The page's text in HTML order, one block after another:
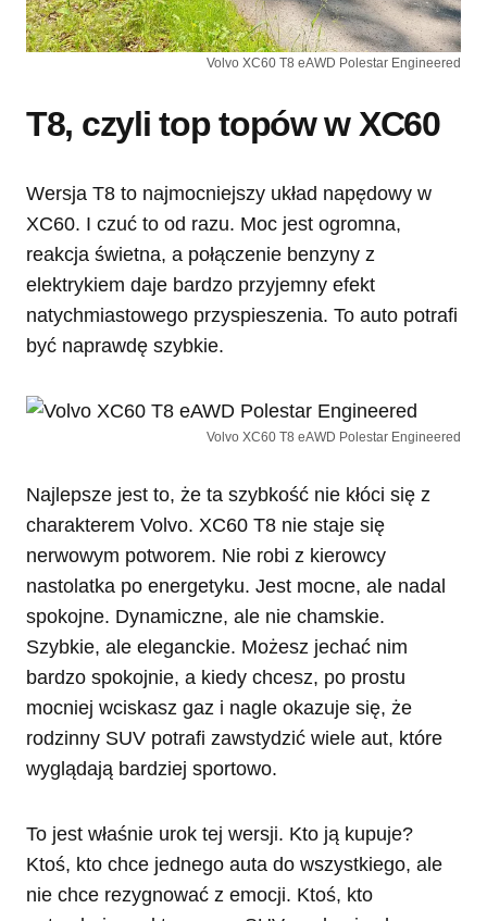
Volvo XC60 T8 eAWD Polestar Engineered
T8, czyli top topów w XC60
Wersja T8 to najmocniejszy układ napędowy w
XC60. I czuć to od razu. Moc jest ogromna,
reakcja świetna, a połączenie benzyny z
elektrykiem daje bardzo przyjemny efekt
natychmiastowego przyspieszenia. To auto potrafi
być naprawdę szybkie.
Volvo XC60 T8 eAWD Polestar Engineered
Najlepsze jest to, że ta szybkość nie kłóci się z
charakterem Volvo. XC60 T8 nie staje się
nerwowym potworem. Nie robi z kierowcy
nastolatka po energetyku. Jest mocne, ale nadal
spokojne. Dynamiczne, ale nie chamskie.
Szybkie, ale eleganckie. Możesz jechać nim
bardzo spokojnie, a kiedy chcesz, po prostu
mocniej wciskasz gaz i nagle okazuje się, że
rodzinny SUV potrafi zawstydzić wiele aut, które
wyglądają bardziej sportowo.
To jest właśnie urok tej wersji. Kto ją kupuje?
Ktoś, kto chce jednego auta do wszystkiego, ale
nie chce rezygnować z emocji. Ktoś, kto